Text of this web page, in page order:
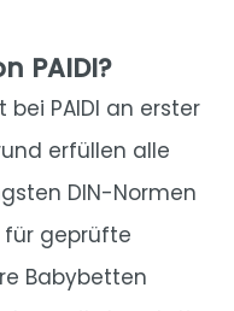
PAIDI?
PAIDI an erster
erfüllen alle
DIN-Normen
geprüfte
Babybetten